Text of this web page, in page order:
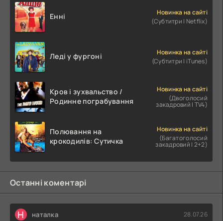
Енні
Новинка на сайті
(Субтитри | Netflix)
Леді у фургоні
Новинка на сайті
(Субтитри | iTunes)
Кров і зухвальство /
Родинне пограбування
Новинка на сайті
(Двоголосий
закадровий | TV4)
Полювання на
крокодилів: Сутичка
Новинка на сайті
(Багатоголосий
закадровий | 2+2)
Останні коментарі
Н наталка 28.07.26